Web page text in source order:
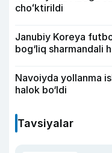
choʻktirildi
Janubiy Koreya
bog‘liq sharmandali
Navoiyda yollanma
halok bo‘ldi
Tavsiyalar